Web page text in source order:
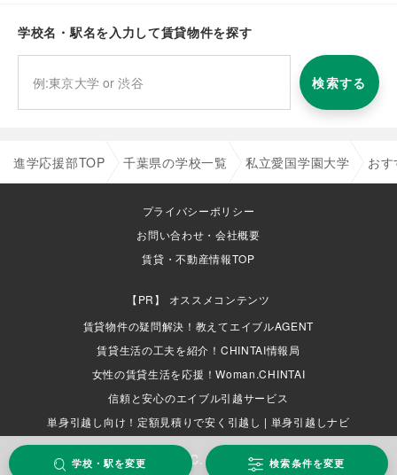
学校名・駅名を入力して賃貸物件を探す
検索する
進学応援部TOP 千葉県の学校一覧 私立愛国学園大学 お
プライバシーポリシー
お問い合わせ・会社概要
賃貸・不動産情報TOP
オススメコンテンツ
賃貸物件の疑問解決！教えてエイブルAGENT
賃貸生活の工夫を紹介！CHINTAI情報局
女性の賃貸生活を応援！Woman.CHINTAI
信頼と安心のエイブル引越サービス
単身引越し向け！定額見積りで安く引越し | 単身引越しナビ
COPYRIGHT (C) ABLE INC. ALL RIGHTS RESERVED.
学校・駅を変更 検索条件を変更